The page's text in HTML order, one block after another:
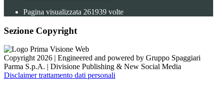
Pagina visualizzata 261939 volte
Sezione Copyright
Copyright 2026 | Engineered and powered by Gruppo Spaggiari
Parma S.p.A. | Divisione Publishing & New Social Media
Disclaimer trattamento dati personali